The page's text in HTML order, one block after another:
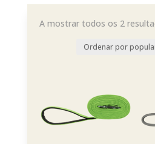
A mostrar todos os 2